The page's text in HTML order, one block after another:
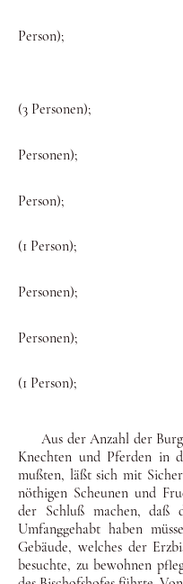
die von
Person);
die von
die von
(3 Personen);
die von
Personen);
die von
Person);
(1 Person);
die von
Personen);
die von
Personen);
die von
(1 Person);
Aus der Anzahl der
Knechten und Pferden in
mußten, läßt sich mit
nöthigen Scheunen und
der Schluß machen, daß
Um­fanggehabt haben
Gebäu­de, welches der
besuch­te, zu bewohnen